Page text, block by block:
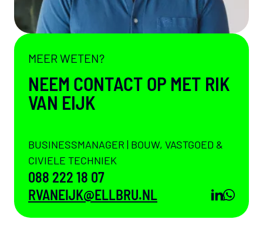
MEER WETEN?
NEEM CONTACT OP MET RIK
VAN EIJK
BUSINESSMANAGER | BOUW, VASTGOED &
CIVIELE TECHNIEK
088 222 18 07
RVANEIJK@ELLBRU.NL
LINKEDIN